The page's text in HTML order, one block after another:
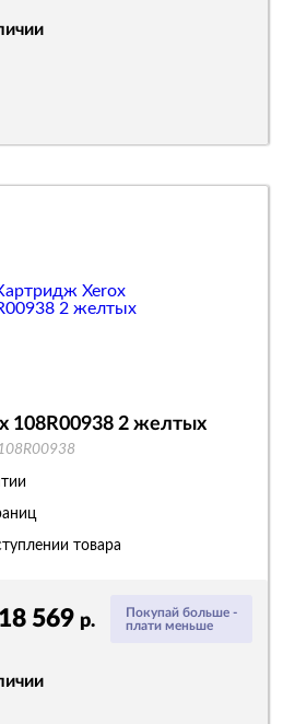
Покупай больше -
плати меньше
18 569 р.
108R00938 2 желтых
товара